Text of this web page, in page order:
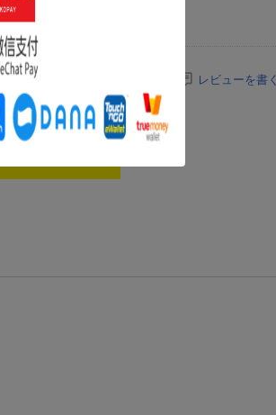
レビューを書く